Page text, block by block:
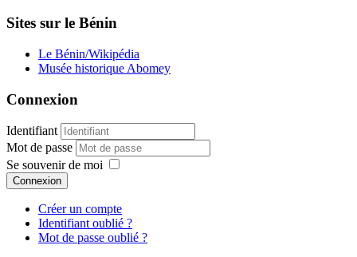
Sites sur le Bénin
Le Bénin/Wikipédia
Musée historique Abomey
Connexion
Identifiant
Mot de passe
Se souvenir de moi
Connexion
Créer un compte
Identifiant oublié ?
Mot de passe oublié ?